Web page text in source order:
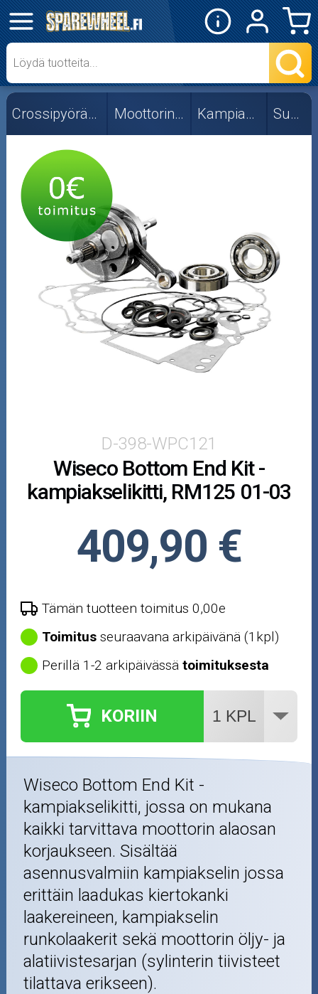
✕
Mopon osat
Skootterin osat
Crossipyörän osat
Moottoripyörän osat
Moottorikelkan osat
Mopoauton osat
Mönkijän osat
Puutarha ja metsä
Öljyt ja kemikaalit
Työkalut
Outlet-tuotteet
Crossipyörän osat Moottorin osat Kampiakselit Suzuki
D-398-WPC121
Wiseco Bottom End Kit -
kampiakselikitti, RM125 01-03
409,90 €
Tämän tuotteen toimitus 0,00e
Toimitus seuraavana arkipäivänä (1kpl)
Perillä 1-2 arkipäivässätoimituksesta
KORIIN
Wiseco Bottom End Kit -
kampiakselikitti, jossa on mukana
kaikki tarvittava moottorin alaosan
korjaukseen. Sisältää
asennusvalmiin kampiakselin jossa
erittäin laadukas kiertokanki
laakereineen, kampiakselin
runkolaakerit sekä moottorin öljy- ja
alatiivistesarjan (sylinterin tiivisteet
tilattava erikseen).